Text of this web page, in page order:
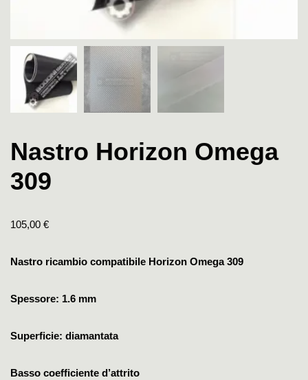
Nastro Horizon Omega
309
105,00 €
Nastro ricambio compatibile Horizon Omega 309
Spessore: 1.6 mm
Superficie: diamantata
Basso coefficiente d’attrito